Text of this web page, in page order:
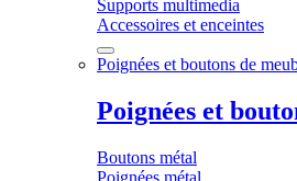
Supports multimedia
Accessoires et enceintes
Poignées et boutons de
Poignées et
Boutons métal
Poignées métal